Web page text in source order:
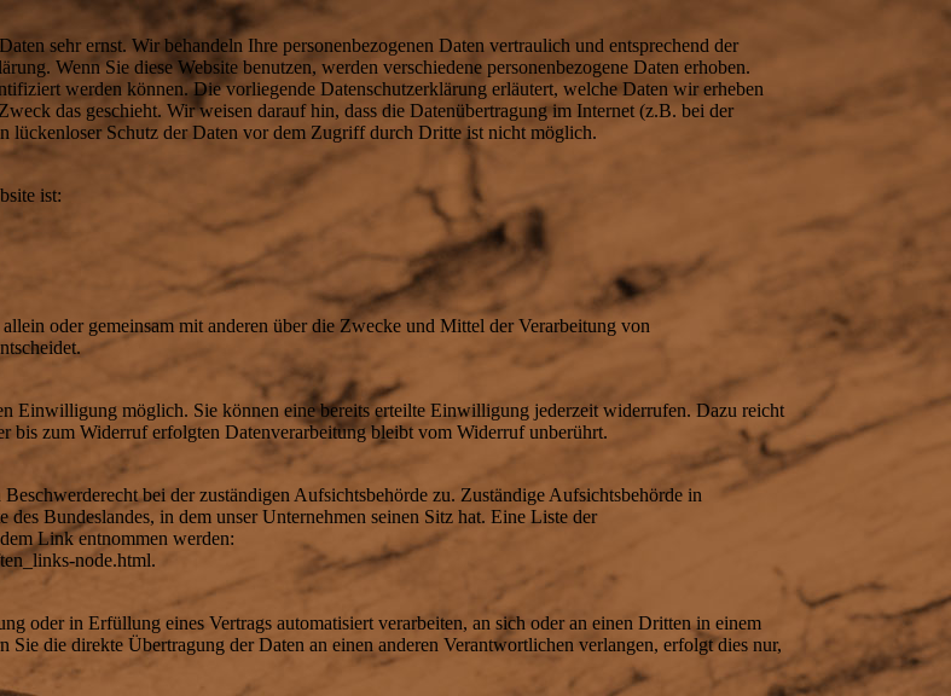
sehr ernst. Wir behandeln Ihre personenbezogenen Daten vertraulich und entsprechend der
Wenn Sie diese Website benutzen, werden verschiedene personenbezogene Daten erhoben.
werden können. Die vorliegende Datenschutzerklärung erläutert, welche Daten wir erheben
das geschieht. Wir weisen darauf hin, dass die Datenübertragung im Internet (z.B. bei der
Schutz der Daten vor dem Zugriff durch Dritte ist nicht möglich.
ist:
oder gemeinsam mit anderen über die Zwecke und Mittel der Verarbeitung von
Einwilligung möglich. Sie können eine bereits erteilte Einwilligung jederzeit widerrufen. Dazu reicht
zum Widerruf erfolgten Datenverarbeitung bleibt vom Widerruf unberührt.
bei der zuständigen Aufsichtsbehörde zu. Zuständige Aufsichtsbehörde in
Bundeslandes, in dem unser Unternehmen seinen Sitz hat. Eine Liste der
Link entnommen werden:
node.html.
oder in Erfüllung eines Vertrags automatisiert verarbeiten, an sich oder an einen Dritten in einem
Sie die direkte Übertragung der Daten an einen anderen Verantwortlichen verlangen, erfolgt dies nur,